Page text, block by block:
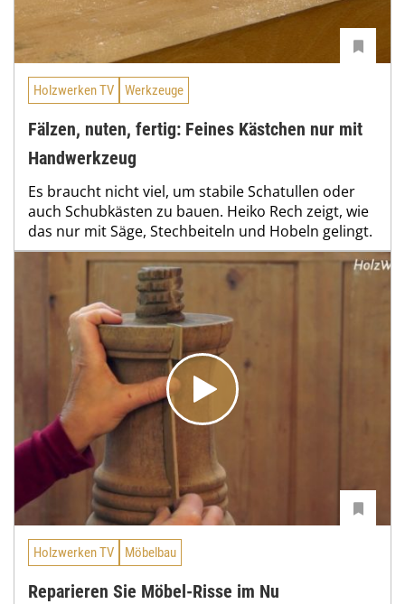
Holzwerken TV Werkzeuge
Fälzen, nuten, fertig: Feines Kästchen nur mit
Handwerkzeug
Es braucht nicht viel, um stabile Schatullen oder
auch Schubkästen zu bauen. Heiko Rech zeigt, wie
das nur mit Säge, Stechbeiteln und Hobeln gelingt.
Holzwerken TV Möbelbau
Reparieren Sie Möbel-Risse im Nu